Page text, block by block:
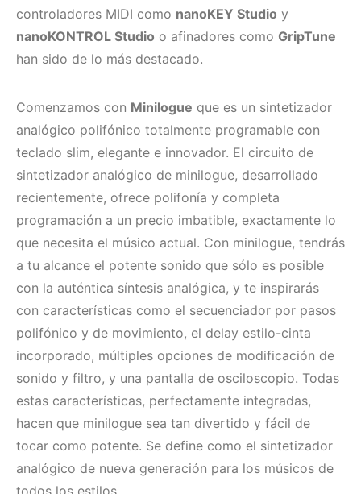
controladores MIDI como nanoKEY Studio y
nanoKONTROL Studio o afinadores como GripTune
han sido de lo más destacado.
Comenzamos con Minilogue que es un sintetizador
analógico polifónico totalmente programable con
teclado slim, elegante e innovador. El circuito de
sintetizador analógico de minilogue, desarrollado
recientemente, ofrece polifonía y completa
programación a un precio imbatible, exactamente lo
que necesita el músico actual. Con minilogue, tendrás
a tu alcance el potente sonido que sólo es posible
con la auténtica síntesis analógica, y te inspirarás
con características como el secuenciador por pasos
polifónico y de movimiento, el delay estilo-cinta
incorporado, múltiples opciones de modificación de
sonido y filtro, y una pantalla de osciloscopio. Todas
estas características, perfectamente integradas,
hacen que minilogue sea tan divertido y fácil de
tocar como potente. Se define como el sintetizador
analógico de nueva generación para los músicos de
todos los estilos.